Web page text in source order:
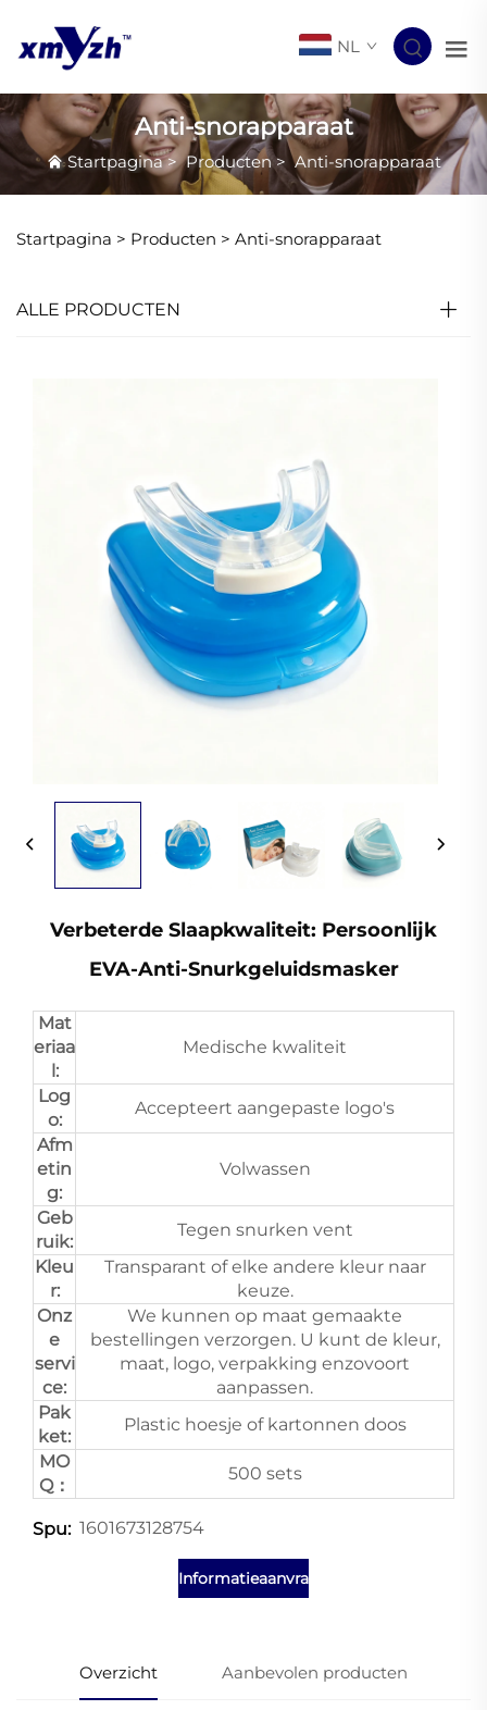
NL
Anti-snorapparaat
Startpagina>Producten>Anti-snorapparaat
Startpagina > Producten > Anti-snorapparaat
ALLE PRODUCTEN
Verbeterde Slaapkwaliteit: Persoonlijk
EVA-Anti-Snurkgeluidsmasker
Mat
eriaa
l:
Medische kwaliteit
Log
o:
Accepteert aangepaste logo's
Afm
etin
g:
Volwassen
Geb
ruik:
Tegen snurken vent
Kleu
r:
Transparant of elke andere kleur naar
keuze.
Onz
e
servi
ce:
We kunnen op maat gemaakte
bestellingen verzorgen. U kunt de kleur,
maat, logo, verpakking enzovoort
aanpassen.
Pak
ket:
Plastic hoesje of kartonnen doos
MO
Q：
500 sets
Spu: 1601673128754
Informatieaanvraag
Overzicht Aanbevolen producten